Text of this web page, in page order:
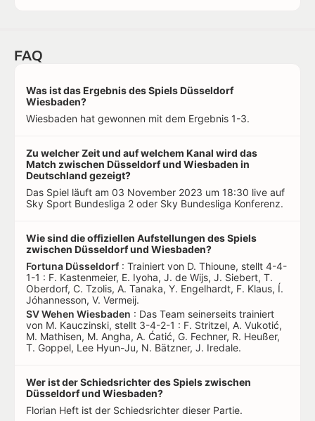
FAQ
Was ist das Ergebnis des Spiels Düsseldorf
Wiesbaden?
Wiesbaden hat gewonnen mit dem Ergebnis 1-3.
Zu welcher Zeit und auf welchem Kanal wird das
Match zwischen Düsseldorf und Wiesbaden in
Deutschland gezeigt?
Das Spiel läuft am 03 November 2023 um 18:30 live auf
Sky Sport Bundesliga 2 oder Sky Bundesliga Konferenz.
Wie sind die offiziellen Aufstellungen des Spiels
zwischen Düsseldorf und Wiesbaden?
Fortuna Düsseldorf : Trainiert von D. Thioune, stellt 4-4-
1-1 : F. Kastenmeier, E. Iyoha, J. de Wijs, J. Siebert, T.
Oberdorf, C. Tzolis, A. Tanaka, Y. Engelhardt, F. Klaus, Í.
Jóhannesson, V. Vermeij.
SV Wehen Wiesbaden : Das Team seinerseits trainiert
von M. Kauczinski, stellt 3-4-2-1 : F. Stritzel, A. Vukotić,
M. Mathisen, M. Angha, A. Ćatić, G. Fechner, R. Heußer,
T. Goppel, Lee Hyun-Ju, N. Bätzner, J. Iredale.
Wer ist der Schiedsrichter des Spiels zwischen
Düsseldorf und Wiesbaden?
Florian Heft ist der Schiedsrichter dieser Partie.